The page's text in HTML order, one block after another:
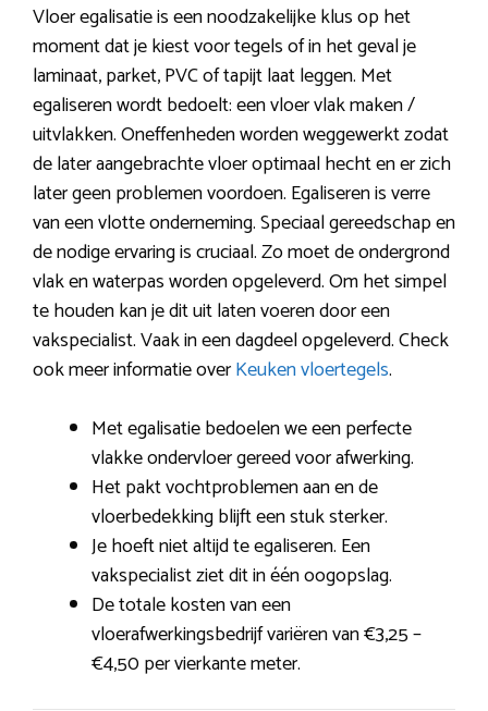
Vloer egalisatie is een noodzakelijke klus op het
moment dat je kiest voor tegels of in het geval je
laminaat, parket, PVC of tapijt laat leggen. Met
egaliseren wordt bedoelt: een vloer vlak maken /
uitvlakken. Oneffenheden worden weggewerkt zodat
de later aangebrachte vloer optimaal hecht en er zich
later geen problemen voordoen. Egaliseren is verre
van een vlotte onderneming. Speciaal gereedschap en
de nodige ervaring is cruciaal. Zo moet de ondergrond
vlak en waterpas worden opgeleverd. Om het simpel
te houden kan je dit uit laten voeren door een
vakspecialist. Vaak in een dagdeel opgeleverd. Check
ook meer informatie overKeuken vloertegels.
Met egalisatie bedoelen we een perfecte
vlakke ondervloer gereed voor afwerking.
Het pakt vochtproblemen aan en de
vloerbedekking blijft een stuk sterker.
Je hoeft niet altijd te egaliseren. Een
vakspecialist ziet dit in één oogopslag.
De totale kosten van een
vloerafwerkingsbedrijf variëren van €3,25 –
€4,50 per vierkante meter.